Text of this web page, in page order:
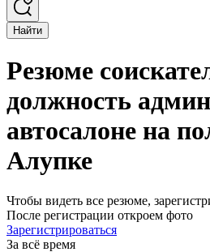
Найти
Резюме
должность
автосалоне на
Алупке
Чтобы видеть все резюме,
После регистрации откроем фото
Зарегистрироваться
За всё время